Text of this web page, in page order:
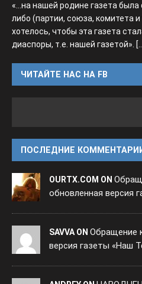
«...на нашей родине газета была
либо (партии, союза, комитета
хотелось, чтобы эта газета
диаспоры, т.е. нашей газетой».
ЧИТАЙТЕ НАС НА FB
ПОСЛЕДНИЕ
OURTX.COM ON
обновленная версия
SAVVA ON Обращение
версия газеты «Наш